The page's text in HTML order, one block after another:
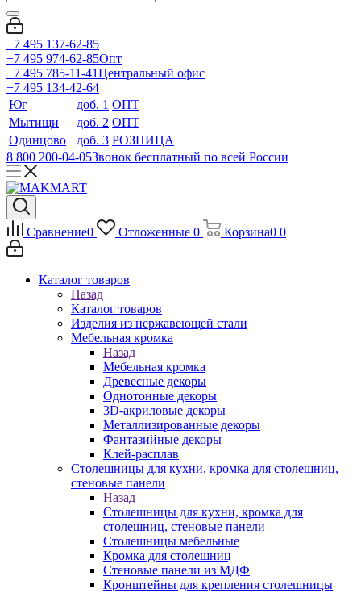
+7 495 137-62-85
+7 495 974-62-85Опт
+7 495 785-11-41Центральный офис
+7 495 134-42-64
Юг
доб. 1 ОПТ
Мытищи
доб. 2 ОПТ
Одинцово
доб. 3 РОЗНИЦА
8 800 200-04-05Звонок бесплатный по всей России
Сравнение0 Отложенные 0 Корзина0 0
Каталог товаров
Назад
Каталог товаров
Изделия из нержавеющей стали
Мебельная кромка
Назад
Мебельная кромка
Древесные декоры
Однотонные декоры
3D-акриловые декоры
Металлизированные декоры
Фантазийные декоры
Клей-расплав
Столешницы для кухни, кромка для столешниц,
стеновые панели
Назад
Столешницы для кухни, кромка для
столешниц, стеновые панели
Столешницы мебельные
Кромка для столешниц
Стеновые панели из МДФ
Кронштейны для крепления столешницы